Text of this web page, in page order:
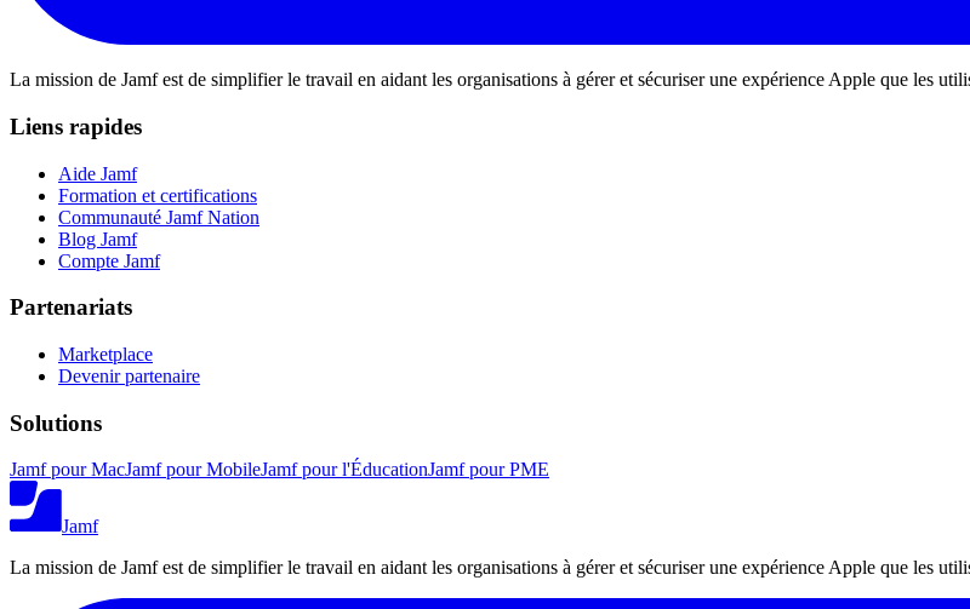
La mission de Jamf est de simplifier le travail en aidant les organisations à gérer et sécuriser une expérience Apple que les
Liens rapides
Aide Jamf
Formation et certifications
Communauté Jamf Nation
Blog Jamf
Compte Jamf
Partenariats
Marketplace
Devenir partenaire
Solutions
Jamf pour MacJamf pour MobileJamf pour l'ÉducationJamf pour PME
Jamf
La mission de Jamf est de simplifier le travail en aidant les organisations à gérer et sécuriser une expérience Apple que les